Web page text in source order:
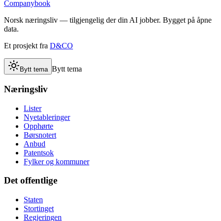
Companybook
Norsk næringsliv — tilgjengelig der din AI jobber. Bygget på åpne
data.
Et prosjekt fra D&CO
Bytt tema Bytt tema
Næringsliv
Lister
Nyetableringer
Opphørte
Børsnotert
Anbud
Patentsok
Fylker og kommuner
Det offentlige
Staten
Stortinget
Regjeringen